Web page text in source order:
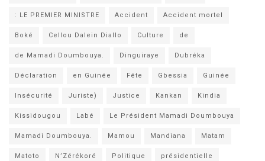
: LE PREMIER MINISTRE Accident Accident mortel
Boké Cellou Dalein Diallo Culture de
de Mamadi Doumbouya. Dinguiraye Dubréka
Déclaration en Guinée Fête Gbessia Guinée
Insécurité Juriste) Justice Kankan Kindia
Kissidougou Labé Le Président Mamadi Doumbouya
Mamadi Doumbouya. Mamou Mandiana Matam
Matoto N’Zérékoré Politique présidentielle